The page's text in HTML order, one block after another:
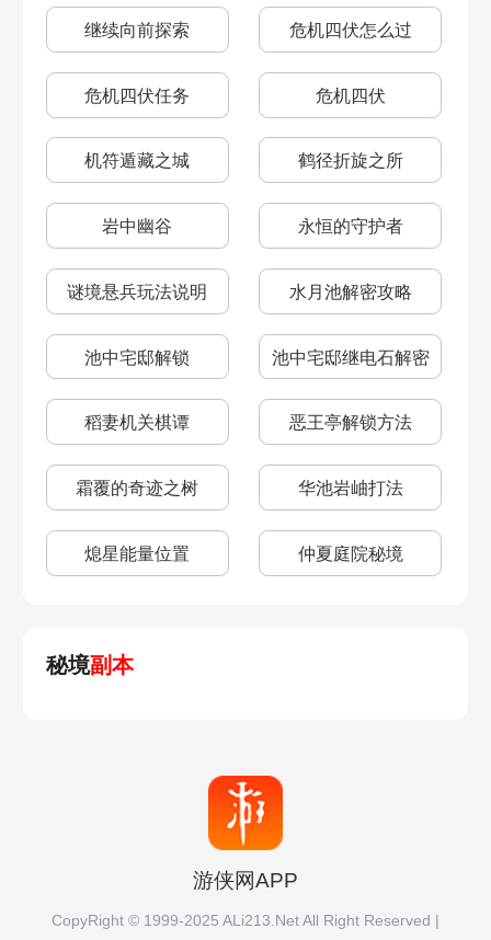
继续向前探索 危机四伏怎么过
危机四伏任务 危机四伏
机符遁藏之城 鹤径折旋之所
岩中幽谷 永恒的守护者
谜境悬兵玩法说明 水月池解密攻略
池中宅邸解锁 池中宅邸继电石解密
稻妻机关棋谭 恶王亭解锁方法
霜覆的奇迹之树 华池岩岫打法
熄星能量位置 仲夏庭院秘境
秘境副本
游侠网APP
CopyRight © 1999-2025 ALi213.Net All Right Reserved |